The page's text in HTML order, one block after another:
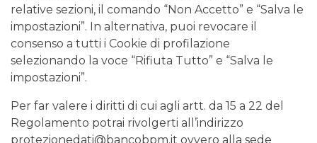
relative sezioni, il comando “Non Accetto” e “Salva le
impostazioni”. In alternativa, puoi revocare il
consenso a tutti i Cookie di profilazione
selezionando la voce “Rifiuta Tutto” e “Salva le
impostazioni”.
Per far valere i diritti di cui agli artt. da 15 a 22 del
Regolamento potrai rivolgerti all’indirizzo
protezionedati@bancobpm.it ovvero alla sede